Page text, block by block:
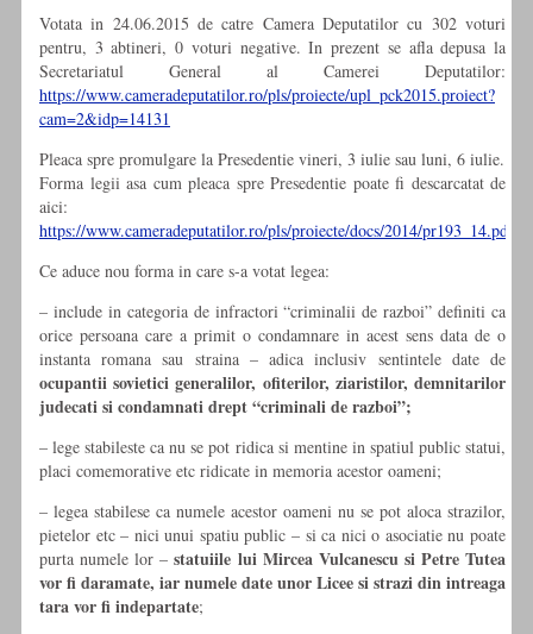
Votata in 24.06.2015 de catre Camera Deputatilor cu 302 voturi
pentru, 3 abtineri, 0 voturi negative. In prezent se afla depusa la
Secretariatul General al Camerei Deputatilor:
https://www.cameradeputatilor.ro/pls/proiecte/upl_pck2015.proiect?
cam=2&idp=14131
Pleaca spre promulgare la Presedentie vineri, 3 iulie sau luni, 6 iulie.
Forma legii asa cum pleaca spre Presedentie poate fi descarcatat de
aici:
https://www.cameradeputatilor.ro/pls/proiecte/docs/2014/pr193_14.pdf
Ce aduce nou forma in care s-a votat legea:
– include in categoria de infractori “criminalii de razboi” definiti ca
orice persoana care a primit o condamnare in acest sens data de o
instanta romana sau straina – adica inclusiv sentintele date de
ocupantii sovietici generalilor, ofiterilor, ziaristilor, demnitarilor
judecati si condamnati drept “criminali de razboi”;
– lege stabileste ca nu se pot ridica si mentine in spatiul public statui,
placi comemorative etc ridicate in memoria acestor oameni;
– legea stabilese ca numele acestor oameni nu se pot aloca strazilor,
pietelor etc – nici unui spatiu public – si ca nici o asociatie nu poate
purta numele lor –statuiile lui Mircea Vulcanescu si Petre Tutea
vor fi daramate, iar numele date unor Licee si strazi din intreaga
tara vor fi indepartate;